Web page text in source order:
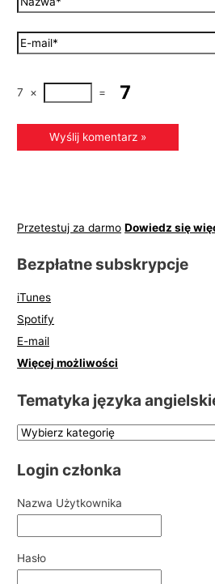
7 × =
Przetestuj za darmo Dowiedz się
Bezpłatne subskrypcje
iTunes
Spotify
E-mail
Więcej możliwości
Tematyka języka
Login członka
Nazwa Użytkownika
Hasło